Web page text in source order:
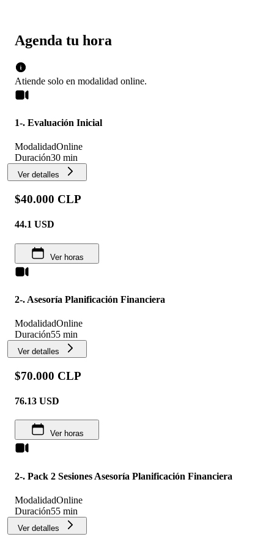
Agenda tu hora
Atiende solo en modalidad online.
1-. Evaluación Inicial
ModalidadOnline
Duración30 min
Ver detalles
$40.000 CLP
44.1 USD
Ver horas
2-. Asesoría Planificación Financiera
ModalidadOnline
Duración55 min
Ver detalles
$70.000 CLP
76.13 USD
Ver horas
2-. Pack 2 Sesiones Asesoría Planificación Financiera
ModalidadOnline
Duración55 min
Ver detalles